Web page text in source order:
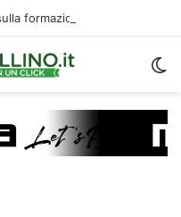
formazione granata